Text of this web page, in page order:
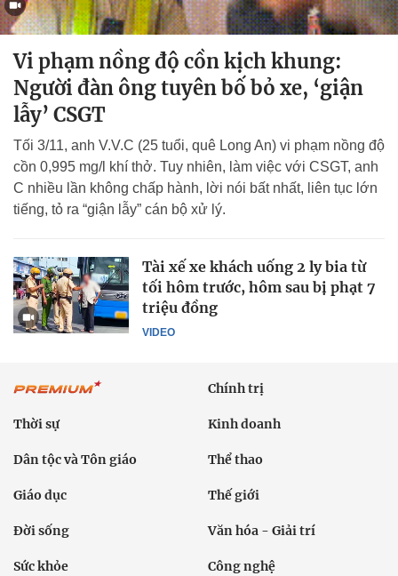
Vi phạm nồng độ cồn kịch khung:
Người đàn ông tuyên bố bỏ xe, ‘giận
lẫy’ CSGT
Tối 3/11, anh V.V.C (25 tuổi, quê Long An) vi phạm nồng độ
cồn 0,995 mg/l khí thở. Tuy nhiên, làm việc với CSGT, anh
C nhiều lần không chấp hành, lời nói bất nhất, liên tục lớn
tiếng, tỏ ra “giận lẫy” cán bộ xử lý.
VIDEO
Tài xế xe khách uống 2 ly bia từ
tối hôm trước, hôm sau bị phạt 7
triệu đồng
Chính trị
Thời sự Kinh doanh
Dân tộc và Tôn giáo Thể thao
Giáo dục Thế giới
Đời sống Văn hóa - Giải trí
Sức khỏe Công nghệ